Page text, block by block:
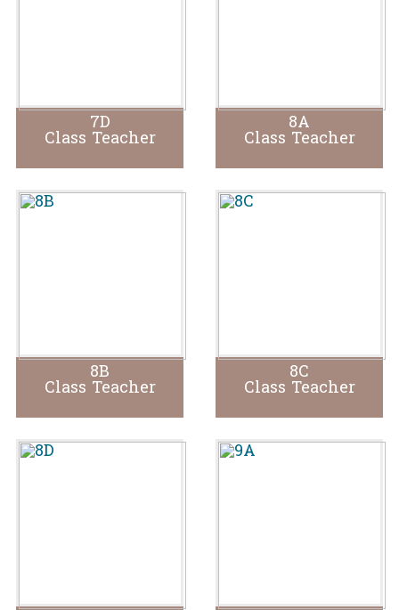
7D
Class Teacher
8A
Class Teacher
8B
Class Teacher
8C
Class Teacher